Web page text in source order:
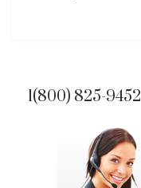
1(800) 825-9452